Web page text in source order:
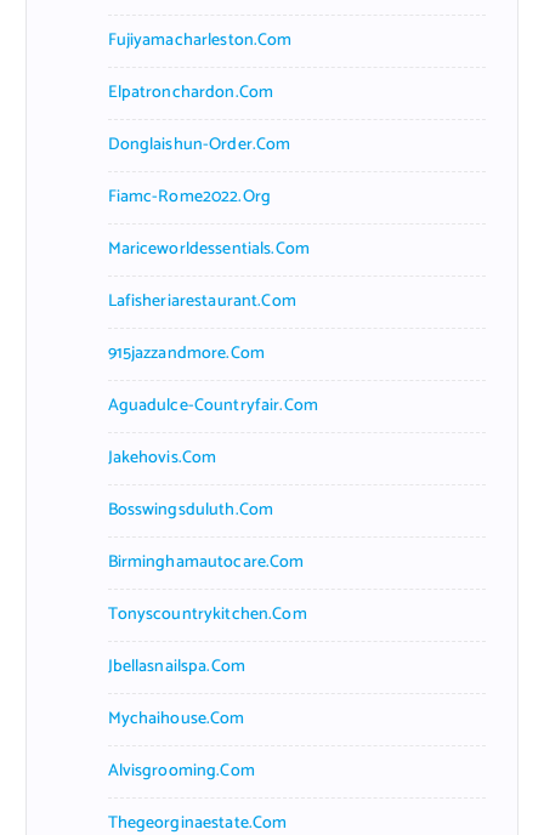
Fujiyamacharleston.com
Elpatronchardon.com
Donglaishun-Order.com
Fiamc-Rome2022.org
Mariceworldessentials.com
Lafisheriarestaurant.com
915jazzandmore.com
Aguadulce-Countryfair.com
Jakehovis.com
Bosswingsduluth.com
Birminghamautocare.com
Tonyscountrykitchen.com
Jbellasnailspa.com
Mychaihouse.com
Alvisgrooming.com
Thegeorginaestate.com